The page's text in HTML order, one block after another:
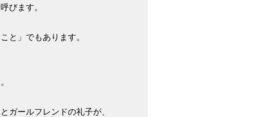
びます。
と」でもあります。
ガールフレンドの礼子が、